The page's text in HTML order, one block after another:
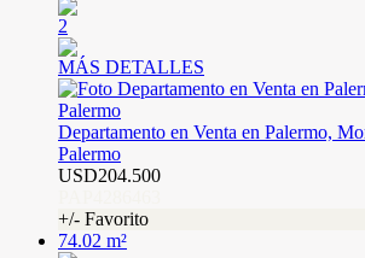
2
MÁS DETALLES
Departamento en Venta en Palermo,
Palermo
USD204.500
+/- Favorito
74.02 m²